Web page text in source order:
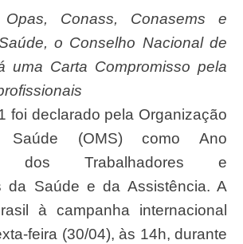
Conass, Conasems e
o Conselho Nacional de
uma Carta Compromisso pela
Saúde (OMS) como Ano
dos Trabalhadores e
da Saúde e da Assistência. A
à campanha internacional
feira (30/04), às 14h, durante